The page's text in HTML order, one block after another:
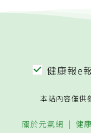
健康報e
本站內容僅供
關於元氣網 健